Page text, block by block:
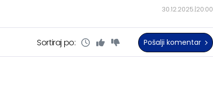
30.12.2025. 20:00
Sortiraj po: Pošalji komentar